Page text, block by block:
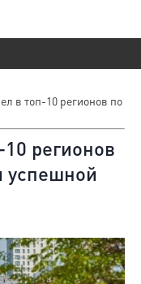
в топ-10 регионов по
регионов
успешной